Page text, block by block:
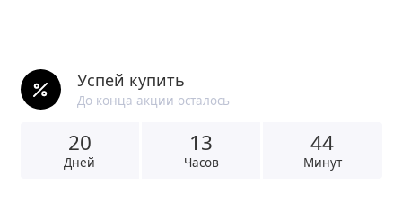
Успей купить
До конца акции осталось
20
Дней
13
Часов
44
Минут